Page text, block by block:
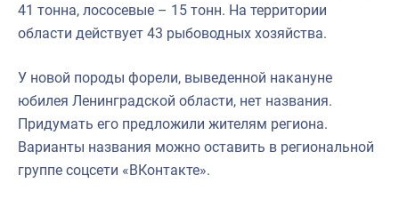
41 тонна, лососевые – 15 тонн. На территории
области действует 43 рыбоводных хозяйства.
У новой породы форели, выведенной накануне
юбилея Ленинградской области, нет названия.
Придумать его предложили жителям региона.
Варианты названия можно оставить в региональной
группе соцсети «ВКонтакте».